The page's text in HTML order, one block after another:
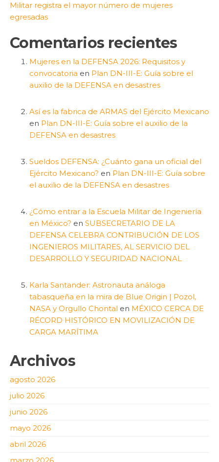
Militar registra el mayor número de mujeres
egresadas
Comentarios recientes
Mujeres en la DEFENSA 2026: Requisitos y
convocatoria en Plan DN-III-E: Guía sobre el
auxilio de la DEFENSA en desastres
Así es la fabrica de ARMAS del Ejército Mexicano
en Plan DN-III-E: Guía sobre el auxilio de la
DEFENSA en desastres
Sueldos DEFENSA: ¿Cuánto gana un oficial del
Ejército Mexicano? en Plan DN-III-E: Guía sobre
el auxilio de la DEFENSA en desastres
¿Cómo entrar a la Escuela Militar de Ingeniería
en México? en SUBSECRETARIO DE LA
DEFENSA CELEBRA CONTRIBUCIÓN DE LOS
INGENIEROS MILITARES, AL SERVICIO DEL
DESARROLLO Y SEGURIDAD NACIONAL
Karla Santander: Astronauta análoga
tabasqueña en la mira de Blue Origin | Pozol,
NASA y Orgullo Chontal en MÉXICO CERCA DE
RÉCORD HISTÓRICO EN MOVILIZACIÓN DE
CARGA MARÍTIMA
Archivos
agosto 2026
julio 2026
junio 2026
mayo 2026
abril 2026